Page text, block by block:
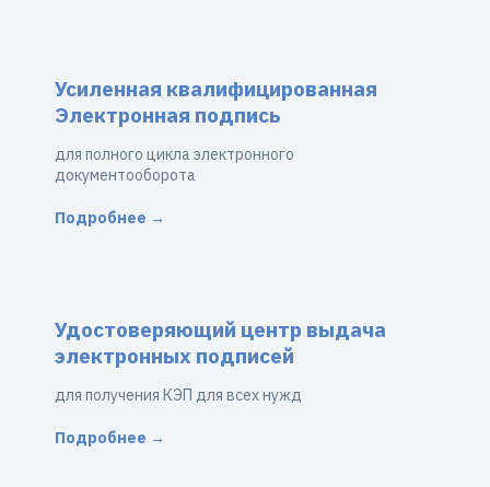
Усиленная квалифицированная
Электронная подпись
для полного цикла электронного
документооборота
Подробнее →
Удостоверяющий центр выдача
электронных подписей
для получения КЭП для всех нужд
Подробнее →